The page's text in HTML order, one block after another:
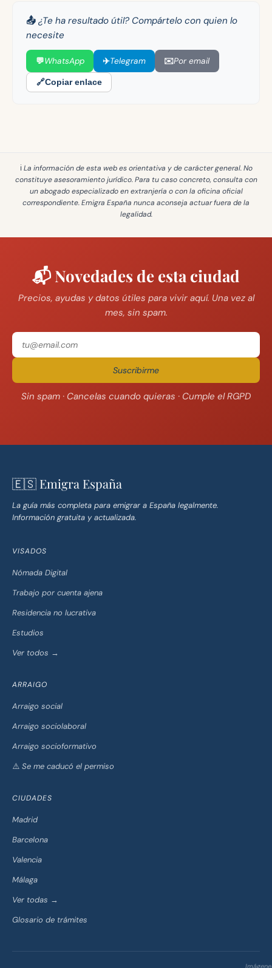
📤 ¿Te ha resultado útil? Compártelo con quien lo
necesite
💬WhatsApp ✈️Telegram ✉️Por email
🔗Copiar enlace
ℹ️ La información de esta web esorientativa y de carácter general. No
constituye asesoramiento jurídico. Para tu caso concreto, consulta con
un abogado especializado en extranjería o con la oficina oficial
correspondiente. Emigra España nunca aconseja actuar fuera de la
legalidad.
📬 Novedades de esta ciudad
Precios, ayudas y datos útiles para vivir aquí. Una vez al
mes, sin spam.
Suscribirme
Sin spam · Cancelas cuando quieras · Cumple el RGPD
🇪🇸 Emigra España
La guía más completa para emigrar a España legalmente.
Información gratuita y actualizada.
VISADOS
Nómada Digital
Trabajo por cuenta ajena
Residencia no lucrativa
Estudios
Ver todos →
ARRAIGO
Arraigo social
Arraigo sociolaboral
Arraigo socioformativo
⚠️ Se me caducó el permiso
CIUDADES
Madrid
Barcelona
Valencia
Málaga
Ver todas →
Glosario de trámites